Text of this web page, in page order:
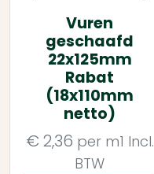
Vuren
geschaafd
22x125mm
Rabat
(18x110mm
netto)
€ 2,36 per m1 Incl.
BTW